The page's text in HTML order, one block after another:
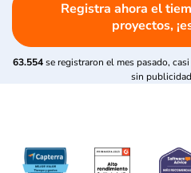
Registra ahora el
proyectos,
63.554se registraron el mes pasado, casi
sin